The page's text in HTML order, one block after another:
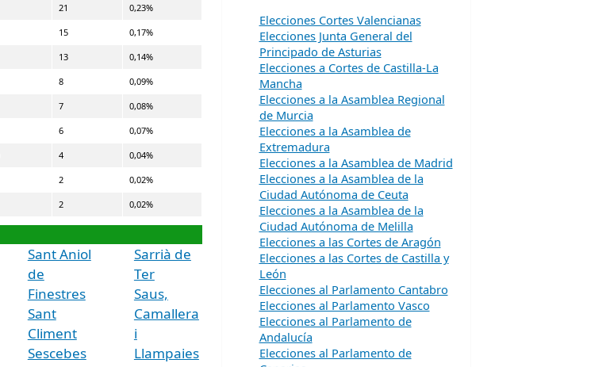
21 0,23%
15 0,17%
13 0,14%
8 0,09%
7 0,08%
6 0,07%
4 0,04%
2 0,02%
2 0,02%
Sant Aniol
de
Finestres
Sant
Climent
Sescebes
Sarrià de
Ter
Saus,
Camallera
i
Llampaies
Elecciones Cortes Valencianas
Elecciones Junta General del
Principado de Asturias
Elecciones a Cortes de Castilla-La
Mancha
Elecciones a la Asamblea Regional
de Murcia
Elecciones a la Asamblea de
Extremadura
Elecciones a la Asamblea de Madrid
Elecciones a la Asamblea de la
Ciudad Autónoma de Ceuta
Elecciones a la Asamblea de la
Ciudad Autónoma de Melilla
Elecciones a las Cortes de Aragón
Elecciones a las Cortes de Castilla y
León
Elecciones al Parlamento Cantabro
Elecciones al Parlamento Vasco
Elecciones al Parlamento de
Andalucía
Elecciones al Parlamento de